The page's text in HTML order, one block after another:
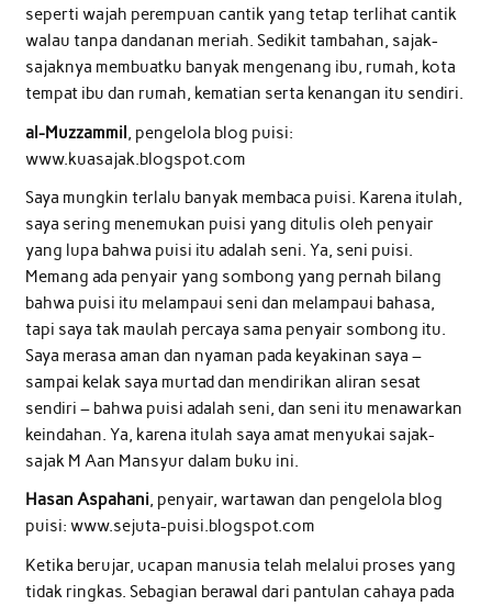
seperti wajah perempuan cantik yang tetap terlihat cantik
walau tanpa dandanan meriah. Sedikit tambahan, sajak-
sajaknya membuatku banyak mengenang ibu, rumah, kota
tempat ibu dan rumah, kematian serta kenangan itu sendiri.
al-Muzzammil , pengelola blog puisi:
www.kuasajak.blogspot.com
Saya mungkin terlalu banyak membaca puisi. Karena itulah,
saya sering menemukan puisi yang ditulis oleh penyair
yang lupa bahwa puisi itu adalah seni. Ya, seni puisi.
Memang ada penyair yang sombong yang pernah bilang
bahwa puisi itu melampaui seni dan melampaui bahasa,
tapi saya tak maulah percaya sama penyair sombong itu.
Saya merasa aman dan nyaman pada keyakinan saya –
sampai kelak saya murtad dan mendirikan aliran sesat
sendiri – bahwa puisi adalah seni, dan seni itu menawarkan
keindahan. Ya, karena itulah saya amat menyukai sajak-
sajak M Aan Mansyur dalam buku ini.
Hasan Aspahani, penyair, wartawan dan pengelola blog
puisi: www.sejuta-puisi.blogspot.com
Ketika berujar, ucapan manusia telah melalui proses yang
tidak ringkas. Sebagian berawal dari pantulan cahaya pada